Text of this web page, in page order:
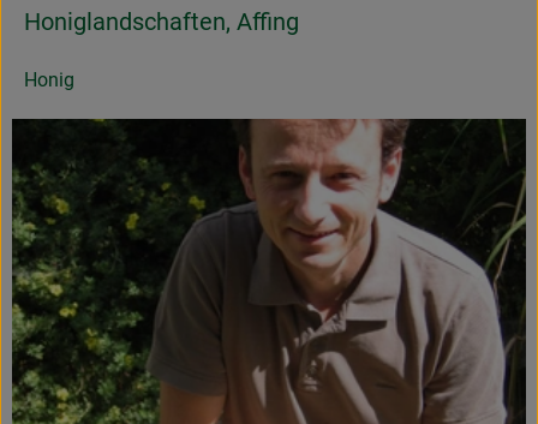
Honiglandschaften, Affing
Honig